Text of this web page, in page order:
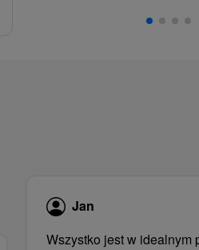
Jan
Wszystko jest w idealnym